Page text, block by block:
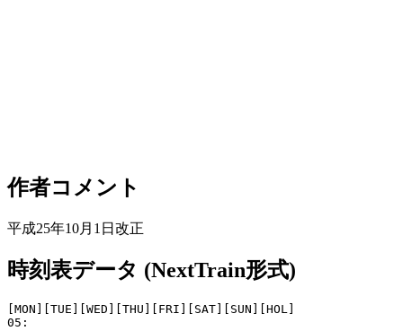
作者コメント
平成25年10月1日改正
時刻表データ (NextTrain形式)
[MON][TUE][WED][THU][FRI][SAT][SUN][HOL]
05: